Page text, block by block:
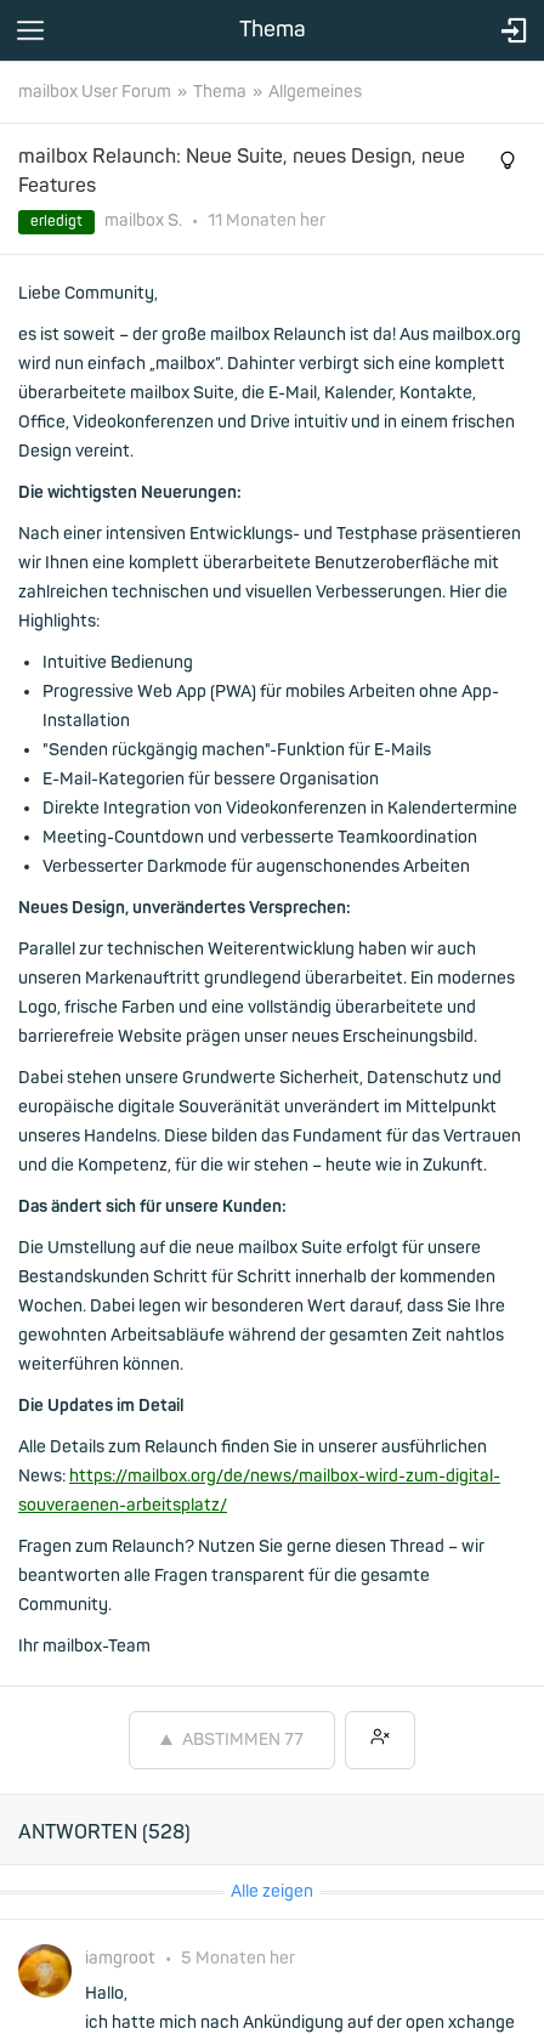
Thema
mailbox User Forum Thema Allgemeines
mailbox Relaunch: Neue Suite, neues Design, neue
Features
erledigt mailbox S. • 11 Monaten her
Liebe Community,
es ist soweit – der große mailbox Relaunch ist da! Aus mailbox.org
wird nun einfach „mailbox”. Dahinter verbirgt sich eine komplett
überarbeitete mailbox Suite, die E-Mail, Kalender, Kontakte,
Office, Videokonferenzen und Drive intuitiv und in einem frischen
Design vereint.
Die wichtigsten Neuerungen:
Nach einer intensiven Entwicklungs- und Testphase präsentieren
wir Ihnen eine komplett überarbeitete Benutzeroberfläche mit
zahlreichen technischen und visuellen Verbesserungen. Hier die
Highlights:
Intuitive Bedienung
Progressive Web App (PWA) für mobiles Arbeiten ohne App-
Installation
"Senden rückgängig machen"-Funktion für E-Mails
E-Mail-Kategorien für bessere Organisation
Direkte Integration von Videokonferenzen in Kalendertermine
Meeting-Countdown und verbesserte Teamkoordination
Verbesserter Darkmode für augenschonendes Arbeiten
Neues Design, unverändertes Versprechen:
Parallel zur technischen Weiterentwicklung haben wir auch
unseren Markenauftritt grundlegend überarbeitet. Ein modernes
Logo, frische Farben und eine vollständig überarbeitete und
barrierefreie Website prägen unser neues Erscheinungsbild.
Dabei stehen unsere Grundwerte Sicherheit, Datenschutz und
europäische digitale Souveränität unverändert im Mittelpunkt
unseres Handelns. Diese bilden das Fundament für das Vertrauen
und die Kompetenz, für die wir stehen – heute wie in Zukunft.
Das ändert sich für unsere Kunden:
Die Umstellung auf die neue mailbox Suite erfolgt für unsere
Bestandskunden Schritt für Schritt innerhalb der kommenden
Wochen. Dabei legen wir besonderen Wert darauf, dass Sie Ihre
gewohnten Arbeitsabläufe während der gesamten Zeit nahtlos
weiterführen können.
Die Updates im Detail
Alle Details zum Relaunch finden Sie in unserer ausführlichen
News: https://mailbox.org/de/news/mailbox-wird-zum-digital-
souveraenen-arbeitsplatz/
Fragen zum Relaunch? Nutzen Sie gerne diesen Thread – wir
beantworten alle Fragen transparent für die gesamte
Community.
Ihr mailbox-Team
ABSTIMMEN 77
ANTWORTEN (528)
Alle zeigen
iamgroot • 5 Monaten her
Hallo,
ich hatte mich nach Ankündigung auf der open xchange